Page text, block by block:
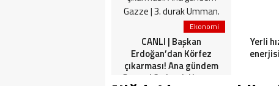
Ekonomi
CANLI | Başkan
Erdoğan’dan Körfez
çıkarması! Ana gündem
Gazze | 3. durak Umman.
Yerli